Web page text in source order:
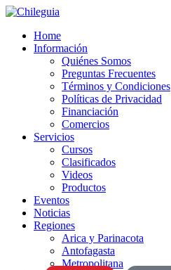
Home
Información
Quiénes Somos
Preguntas Frecuentes
Términos y Condiciones
Políticas de Privacidad
Financiación
Comercios
Servicios
Cursos
Clasificados
Videos
Productos
Eventos
Noticias
Regiones
Arica y Parinacota
Antofagasta
Metropolitana